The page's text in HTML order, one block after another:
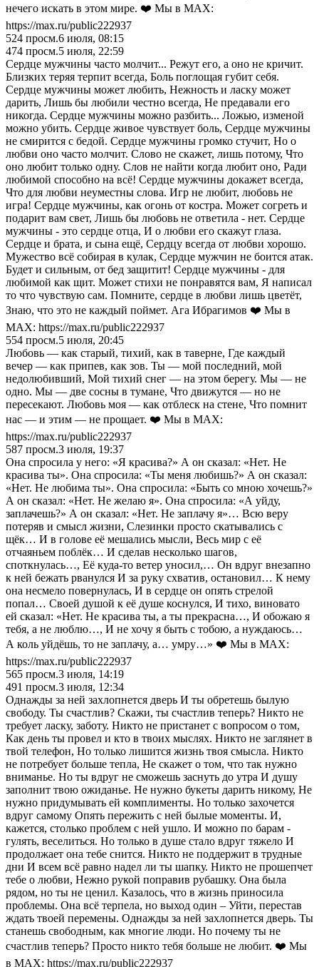
нечего искать в этом мире. ❤️ Мы в MAX:
https://max.ru/public222937
524 просм.6 июля, 08:15
474 просм.5 июля, 22:59
Сердце мужчины часто молчит... Режут его, а оно не кричит.
Близких теряя терпит всегда, Боль поглощая губит себя.
Сердце мужчины может любить, Нежность и ласку может
дарить, Лишь бы любили честно всегда, Не предавали его
никогда. Сердце мужчины можно разбить... Ложью, изменой
можно убить. Сердце живое чувствует боль, Сердце мужчины
не смирится с бедой. Сердце мужчины громко стучит, Но о
любви оно часто молчит. Слово не скажет, лишь потому, Что
оно любит только одну. Слов не найти когда любит оно, Ради
любимой способно на всё! Сердце мужчины докажет всегда,
Что для любви неуместны слова. Игр не любит, любовь не
игра! Сердце мужчины, как огонь от костра. Может согреть и
подарит вам свет, Лишь бы любовь не ответила - нет. Сердце
мужчины - это сердце отца, И о любви его скажут глаза.
Сердце и брата, и сына ещё, Сердцу всегда от любви хорошо.
Мужество всё собирая в кулак, Сердце мужчин не боится атак.
Будет и сильным, от бед защитит! Сердце мужчины - для
любимой как щит. Может стихи не понравятся вам, Я написал
то что чувствую сам. Помните, сердце в любви лишь цветёт,
Знаю, что это не каждый поймет. Ага Ибрагимов ❤️ Мы в
MAX: https://max.ru/public222937
554 просм.5 июля, 20:45
Любовь — как старый, тихий, как в таверне, Где каждый
вечер — как припев, как зов. Ты — мой последний, мой
недолюбивший, Мой тихий снег — на этом берегу. Мы — не
одно. Мы — две сосны в тумане, Что движутся — но не
пересекают. Любовь моя — как отблеск на стене, Что помнит
нас — и этим — не прощает. ❤️ Мы в MAX:
https://max.ru/public222937
587 просм.3 июля, 19:37
Она спросила у него: «Я красива?» А он сказал: «Нет. Не
красива ты». Она спросила: «Ты меня любишь?» А он сказал:
«Нет. Не любима ты». Она спросила: «Быть со мною хочешь?»
А он сказал: «Нет. Не желаю я». Она спросила: «А уйду,
заплачешь?» А он сказал: «Нет. Не заплачу я»… Всю веру
потеряв и смысл жизни, Слезинки просто скатывались с
щёк… И в голове её мешались мысли, Весь мир с её
отчаяньем поблёк… И сделав несколько шагов,
споткнулась…, Её куда-то ветер уносил,… Он вдруг внезапно
к ней бежать рванулся И за руку схватив, остановил… К нему
она несмело повернулась, И в сердце он опять стрелой
попал… Своей душой к её душе коснулся, И тихо, виновато
ей сказал: «Нет. Не красива ты, а ты прекрасна…, И обожаю я
тебя, а не люблю…, И не хочу я быть с тобою, а нуждаюсь…
А коль уйдёшь, то не заплачу, а… умру…» ❤️ Мы в MAX:
https://max.ru/public222937
565 просм.3 июля, 14:19
491 просм.3 июля, 12:34
Однажды за ней захлопнется дверь И ты обретешь былую
свободу. Ты счастлив? Скажи, ты счастлив теперь? Никто не
требует ласку, заботу. Никто не пристанет с вопросом о том,
Как день ты провел и кто в твоих мыслях. Никто не заглянет в
твой телефон, Но только лишится жизнь твоя смысла. Никто
не потребует больше тепла, Не скажет о том, что так нужно
вниманье. Но ты вдруг не сможешь заснуть до утра И душу
заполнит твою ожиданье. Не нужно букеты дарить никому, Не
нужно придумывать ей комплименты. Но только захочется
вдруг самому Опять пережить с ней былые моменты. И,
кажется, столько проблем с ней ушло. И можно по барам -
гулять, веселиться. Но только в душе стало вдруг тяжело И
продолжает она тебе снится. Никто не поддержит в трудные
дни И всем всё равно надел ли ты шапку. Никто не прошепчет
тебе о любви, Нежно рукой поправив рубашку. Она была
рядом, но ты не ценил. Казалось, что в жизнь приносила
проблемы. Она всё терпела, но выход один – Уйти, перестав
ждать твоей перемены. Однажды за ней захлопнется дверь. Ты
станешь свободным, как многие люди. Но почему ты не
счастлив теперь? Просто никто тебя больше не любит. ❤️ Мы
в MAX: https://max.ru/public222937